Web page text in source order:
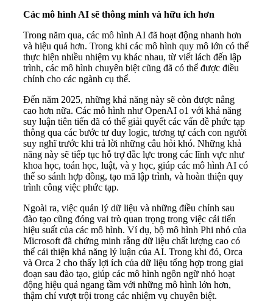
Các mô hình AI sẽ thông minh và hữu ích hơn
Trong năm qua, các mô hình AI đã hoạt động nhanh hơn
và hiệu quả hơn. Trong khi các mô hình quy mô lớn có thể
thực hiện nhiều nhiệm vụ khác nhau, từ viết lách đến lập
trình, các mô hình chuyên biệt cũng đã có thể được điều
chỉnh cho các ngành cụ thể.
Đến năm 2025, những khả năng này sẽ còn được nâng
cao hơn nữa. Các mô hình như OpenAI o1 với khả năng
suy luận tiên tiến đã có thể giải quyết các vấn đề phức tạp
thông qua các bước tư duy logic, tương tự cách con người
suy nghĩ trước khi trả lời những câu hỏi khó. Những khả
năng này sẽ tiếp tục hỗ trợ đắc lực trong các lĩnh vực như
khoa học, toán học, luật, và y học, giúp các mô hình AI có
thể so sánh hợp đồng, tạo mã lập trình, và hoàn thiện quy
trình công việc phức tạp.
Ngoài ra, việc quản lý dữ liệu và những điều chỉnh sau
đào tạo cũng đóng vai trò quan trọng trong việc cải tiến
hiệu suất của các mô hình. Ví dụ, bộ mô hình Phi nhỏ của
Microsoft đã chứng minh rằng dữ liệu chất lượng cao có
thể cải thiện khả năng lý luận của AI. Trong khi đó, Orca
và Orca 2 cho thấy lợi ích của dữ liệu tổng hợp trong giai
đoạn sau đào tạo, giúp các mô hình ngôn ngữ nhỏ hoạt
động hiệu quả ngang tầm với những mô hình lớn hơn,
thậm chí vượt trội trong các nhiệm vụ chuyên biệt.